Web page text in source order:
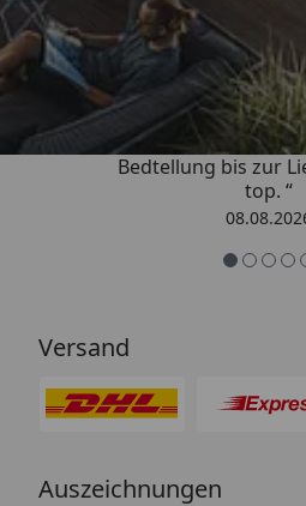
Trusted
4,81/
„Von der
Bedtellung bis zur
top. “
Versand
Auszeichnungen